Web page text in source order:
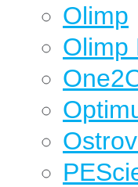
Olimp
Olimp